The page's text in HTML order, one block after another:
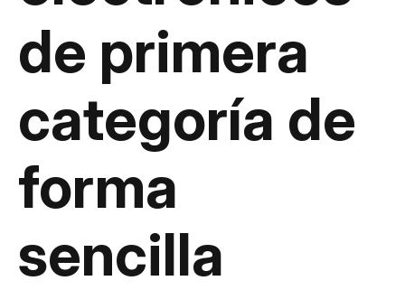
de primera
categoría de
forma
sencilla